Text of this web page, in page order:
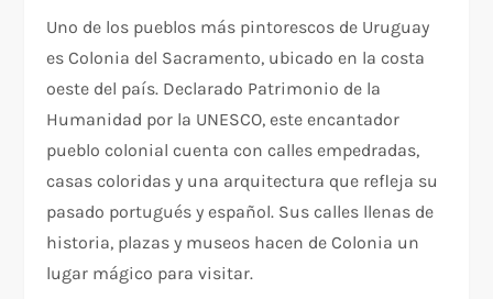
Uno de los pueblos más pintorescos de Uruguay
es Colonia del Sacramento, ubicado en la costa
oeste del país. Declarado Patrimonio de la
Humanidad por la UNESCO, este encantador
pueblo colonial cuenta con calles empedradas,
casas coloridas y una arquitectura que refleja su
pasado portugués y español. Sus calles llenas de
historia, plazas y museos hacen de Colonia un
lugar mágico para visitar.